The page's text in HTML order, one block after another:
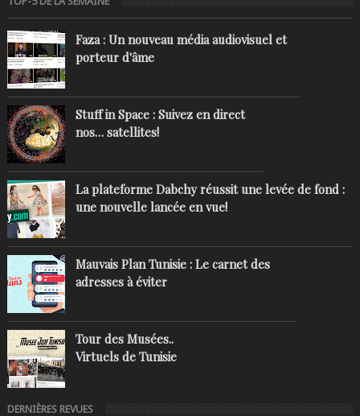
Faza : Un nouveau média audiovisuel et
porteur d'âme
Stuff in Space : Suivez en direct
nos… satellites!
La plateforme Dabchy réussit une levée de fond :
une nouvelle lancée en vue!
Mauvais Plan Tunisie : Le carnet des
adresses à éviter
Tour des Musées..
Virtuels de Tunisie
DERNIÈRES REVUES